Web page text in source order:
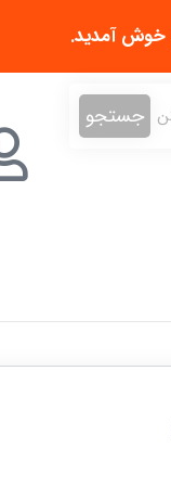
خوش آمدید.
جستجو